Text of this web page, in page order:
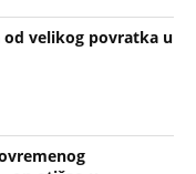
od velikog povratka u